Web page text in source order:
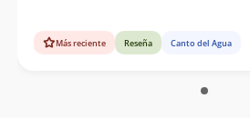
Más reciente Reseña Canto del Agua